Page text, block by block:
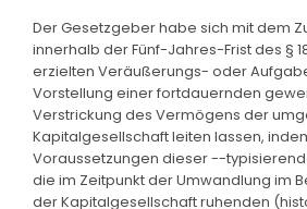
Der Gesetzgeber habe sich mit dem
innerhalb der Fünf-Jahres-Frist des §
erzielten Veräußerungs- oder
Vorstellung einer fortdauernden
Verstrickung des Vermögens der
Kapitalgesellschaft leiten lassen,
Voraussetzungen dieser --
die im Zeitpunkt der Umwandlung im
der Kapitalgesellschaft ruhenden